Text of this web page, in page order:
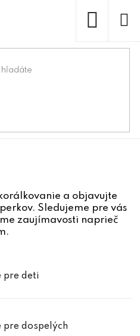
a objavujte
Sledujeme pre vás
zaujímavosti naprieč
pre deti
pre dospelých